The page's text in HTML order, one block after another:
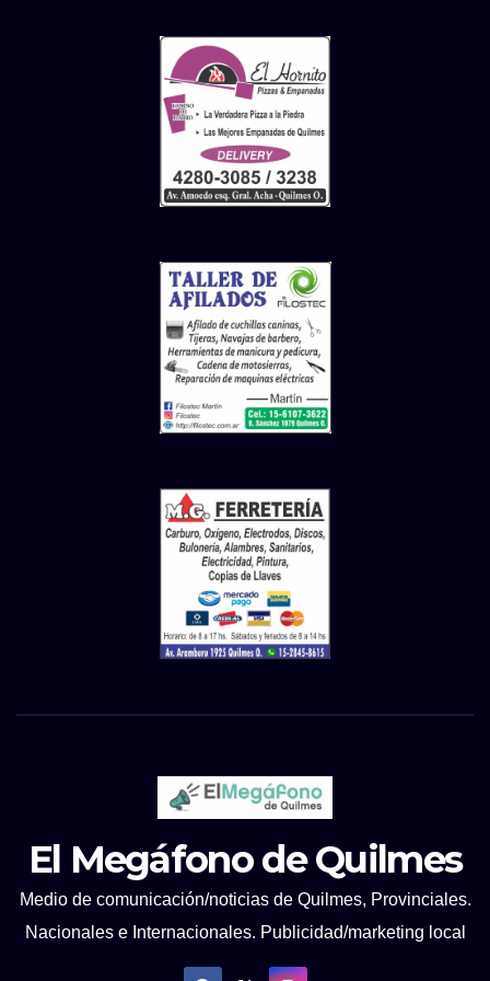
El Megáfono de Quilmes
Medio de comunicación/noticias de Quilmes, Provinciales.
Nacionales e Internacionales. Publicidad/marketing local